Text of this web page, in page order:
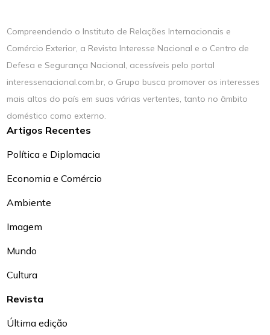
Compreendendo o Instituto de Relações Internacionais e
Comércio Exterior, a Revista Interesse Nacional e o Centro de
Defesa e Segurança Nacional, acessíveis pelo portal
interessenacional.com.br, o Grupo busca promover os interesses
mais altos do país em suas várias vertentes, tanto no âmbito
doméstico como externo.
Artigos Recentes
Política e Diplomacia
Economia e Comércio
Ambiente
Imagem
Mundo
Cultura
Revista
Última edição